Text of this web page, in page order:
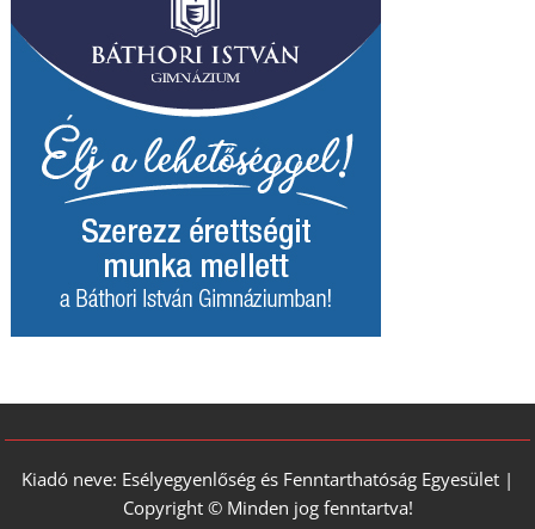
Kiadó neve: Esélyegyenlőség és Fenntarthatóság Egyesület |
Copyright © Minden jog fenntartva!